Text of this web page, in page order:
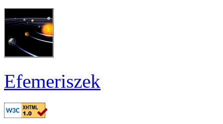
Efe­me­ri­szek